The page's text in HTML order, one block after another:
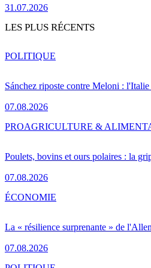
31.07.2026
LES PLUS RÉCENTS
Sánchez riposte contre Meloni : l'Italie
07.08.2026
POLITIQUE
Poulets, bovins et ours polaires : la
07.08.2026
PROAGRICULTURE &
La « résilience surprenante » de
07.08.2026
ÉCONOMIE